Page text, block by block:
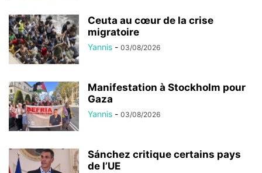
Ceuta au cœur de la crise
migratoire
Yannis - 03/08/2026
Manifestation à Stockholm pour
Gaza
Yannis - 03/08/2026
Sánchez critique certains pays
de l’UE